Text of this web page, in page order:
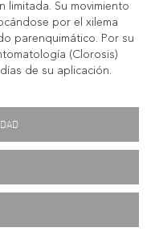
limitada. Su movimiento
por el xilema
parenquimático. Por su
(Clorosis)
de su aplicación.